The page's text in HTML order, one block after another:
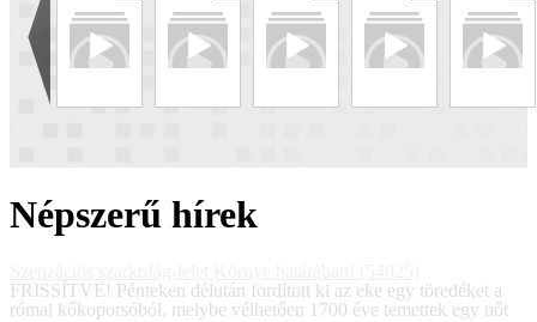
Népszerű hírek
FRISSÍTVE! Pénteken délután fordított ki az eke egy töredéket a
római kőkoporsóból, melybe vélhetően 1700 éve temettek egy nőt